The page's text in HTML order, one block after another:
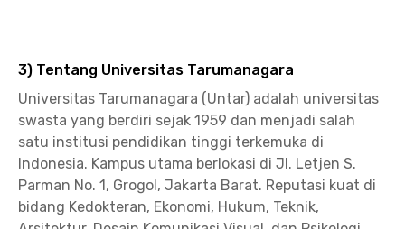
3) Tentang Universitas Tarumanagara
Universitas Tarumanagara (Untar) adalah universitas
swasta yang berdiri sejak 1959 dan menjadi salah
satu institusi pendidikan tinggi terkemuka di
Indonesia. Kampus utama berlokasi di Jl. Letjen S.
Parman No. 1, Grogol, Jakarta Barat. Reputasi kuat di
bidang Kedokteran, Ekonomi, Hukum, Teknik,